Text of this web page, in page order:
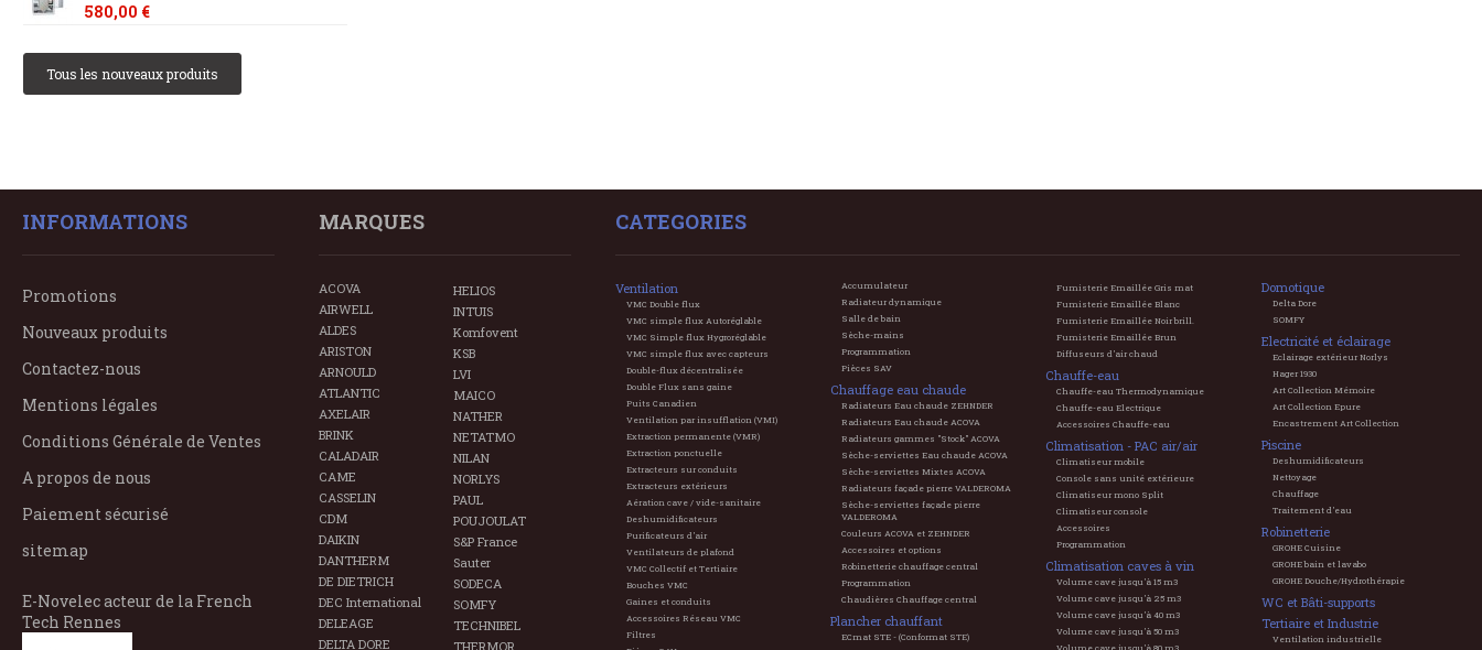
580,00 €
Tous les nouveaux produits
INFORMATIONS
Promotions
Nouveaux produits
Contactez-nous
Mentions légales
Conditions Générale de Ventes
A propos de nous
Paiement sécurisé
sitemap
E-Novelec acteur de la French
Tech Rennes
MARQUES
ACOVA
AIRWELL
ALDES
ARISTON
ARNOULD
ATLANTIC
AXELAIR
BRINK
CALADAIR
CAME
CASSELIN
CDM
DAIKIN
DANTHERM
DE DIETRICH
DEC International
DELEAGE
DELTA DORE
HELIOS
INTUIS
Komfovent
KSB
LVI
MAICO
NATHER
NETATMO
NILAN
NORLYS
PAUL
POUJOULAT
S&P France
Sauter
SODECA
SOMFY
TECHNIBEL
THERMOR
CATEGORIES
Ventilation
VMC Double flux
VMC simple flux Autoréglable
VMC Simple flux Hygroréglable
VMC simple flux avec capteurs
Double-flux décentralisée
Double Flux sans gaine
Puits Canadien
Ventilation par insufflation (VMI)
Extraction permanente (VMR)
Extraction ponctuelle
Extracteurs sur conduits
Extracteurs extérieurs
Aération cave / vide-sanitaire
Deshumidificateurs
Purificateurs d'air
Ventilateurs de plafond
VMC Collectif et Tertiaire
Bouches VMC
Gaines et conduits
Accessoires Réseau VMC
Filtres
Accumulateur
Radiateur dynamique
Salle de bain
Sèche-mains
Programmation
Pièces SAV
Chauffage eau chaude
Radiateurs Eau chaude ZEHNDER
Radiateurs Eau chaude ACOVA
Radiateurs gammes "Stock" ACOVA
Sèche-serviettes Eau chaude ACOVA
Sèche-serviettes Mixtes ACOVA
Radiateurs façade pierre VALDEROMA
Sèche-serviettes façade pierre
VALDEROMA
Couleurs ACOVA et ZEHNDER
Accessoires et options
Robinetterie chauffage central
Programmation
Chaudières Chauffage central
Plancher chauffant
ECmat STE - (Conformat STE)
Fumisterie Emaillée Gris mat
Fumisterie Emaillée Blanc
Fumisterie Emaillée Noir brill.
Fumisterie Emaillée Brun
Diffuseurs d'air chaud
Chauffe-eau
Chauffe-eau Thermodynamique
Chauffe-eau Electrique
Accessoires Chauffe-eau
Climatisation - PAC air/air
Climatiseur mobile
Console sans unité extérieure
Climatiseur mono Split
Climatiseur console
Accessoires
Programmation
Climatisation caves à vin
Volume cave jusqu'à 15 m3
Volume cave jusqu'à 25 m3
Volume cave jusqu'à 40 m3
Volume cave jusqu'à 50 m3
Volume cave jusqu'à 80 m3
Domotique
Delta Dore
SOMFY
Electricité et éclairage
Eclairage extérieur Norlys
Hager 1930
Art Collection Mémoire
Art Collection Epure
Encastrement Art Collection
Piscine
Deshumidificateurs
Nettoyage
Chauffage
Traitement d'eau
Robinetterie
GROHE Cuisine
GROHE bain et lavabo
GROHE Douche/Hydrothérapie
WC et Bâti-supports
Tertiaire et Industrie
Ventilation industrielle